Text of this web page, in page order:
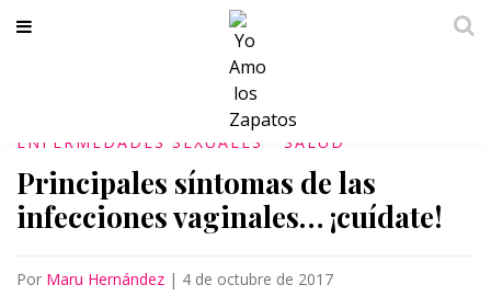
ENFERMEDADES SEXUALES SALUD
Principales síntomas de las
infecciones vaginales… ¡cuídate!
Por Maru Hernández | 4 de octubre de 2017